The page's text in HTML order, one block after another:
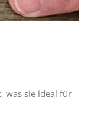
was sie ideal für